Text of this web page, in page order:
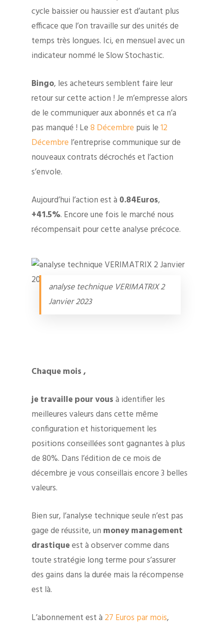
cycle baissier ou haussier est d’autant plus
efficace que l’on travaille sur des unités de
temps très longues. Ici, en mensuel avec un
indicateur nommé le Slow Stochastic.
Bingo, les acheteurs semblent faire leur
retour sur cette action ! Je m’empresse alors
de le communiquer aux abonnés et ca n’a
pas manqué ! Le8 Décembre puis le12
Décembre l’entreprise communique sur de
nouveaux contrats décrochés et l’action
s’envole.
Aujourd’hui l’action est à 0.84Euros,
+41.5%. Encore une fois le marché nous
récompensait pour cette analyse précoce.
analyse technique VERIMATRIX 2
Janvier 2023
Chaque mois ,
je travaille pour vousà identifier les
meilleures valeurs dans cette même
configuration et historiquement les
positions conseillées sont gagnantes à plus
de 80%. Dans l’édition de ce mois de
décembre je vous conseillais encore 3 belles
valeurs.
Bien sur, l’analyse technique seule n’est pas
gage de réussite, un money management
drastiqueest à observer comme dans
toute stratégie long terme pour s’assurer
des gains dans la durée mais la récompense
est là.
L’abonnement est à 27 Euros par mois,